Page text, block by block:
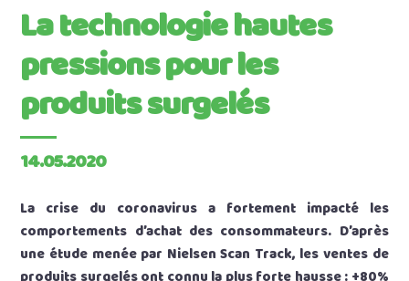
La technologie hautes
pressions pour les
produits surgelés
14.05.2020
La crise du coronavirus a fortement impacté les
comportements d’achat des consommateurs. D’après
une étude menée par Nielsen Scan Track, les ventes de